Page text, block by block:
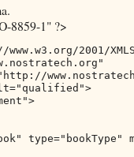
8859-1" ?>
2001/
type="bookType"